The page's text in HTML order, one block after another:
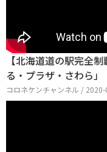
【北海道道の駅完全
る・プラザ・さわら」
コロネケンチャンネル / 2020-